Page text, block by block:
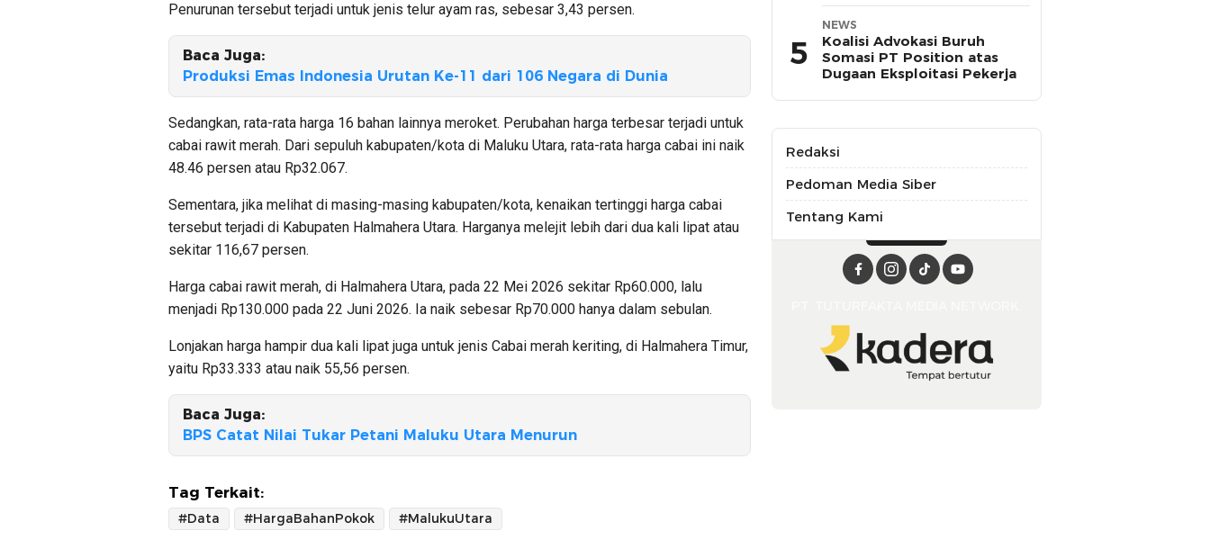
Penurunan tersebut terjadi untuk jenis telur ayam ras, sebesar 3,43 persen.
Baca Juga:
Produksi Emas Indonesia Urutan Ke-11 dari 106 Negara di Dunia
Sedangkan, rata-rata harga 16 bahan lainnya meroket. Perubahan harga terbesar terjadi untuk
cabai rawit merah. Dari sepuluh kabupaten/kota di Maluku Utara, rata-rata harga cabai ini naik
48.46 persen atau Rp32.067.
Sementara, jika melihat di masing-masing kabupaten/kota, kenaikan tertinggi harga cabai
tersebut terjadi di Kabupaten Halmahera Utara. Harganya melejit lebih dari dua kali lipat atau
sekitar 116,67 persen.
Harga cabai rawit merah, di Halmahera Utara, pada 22 Mei 2026 sekitar Rp60.000, lalu
menjadi Rp130.000 pada 22 Juni 2026. Ia naik sebesar Rp70.000 hanya dalam sebulan.
Lonjakan harga hampir dua kali lipat juga untuk jenis Cabai merah keriting, di Halmahera Timur,
yaitu Rp33.333 atau naik 55,56 persen.
Baca Juga:
BPS Catat Nilai Tukar Petani Maluku Utara Menurun
Tag Terkait:
#Data #HargaBahanPokok #MalukuUtara
5
NEWS
Koalisi Advokasi Buruh
Somasi PT Position atas
Dugaan Eksploitasi Pekerja
Redaksi
Pedoman Media Siber
Tentang Kami